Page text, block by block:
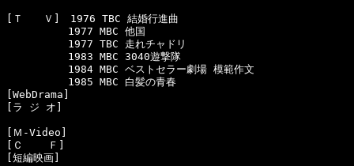
[Ｔ　　Ｖ]　1976 TBC 結婚行進曲
1977 MBC 他国
1977 TBC 走れチャドリ
1983 MBC 3040遊撃隊
1984 MBC ベストセラー劇場 模範作文
1985 MBC 白髪の青春
[WebDrama]
[ラ ジ オ]
[Ｍ-Video]
[Ｃ    Ｆ]
[短編映画]